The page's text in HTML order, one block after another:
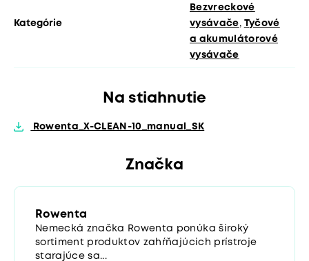
Kategórie
Bezvreckové
vysávače, Tyčové
a akumulátorové
vysávače
Na stiahnutie
Rowenta_X-CLEAN-10_manual_SK
Značka
Rowenta
Nemecká značka Rowenta ponúka široký
sortiment produktov zahŕňajúcich prístroje
starajúce sa...